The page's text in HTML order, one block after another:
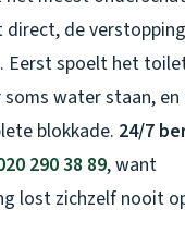
de
Eerst spoelt het
water staan,
blokkade. 24/7
290 38 89, want
lost zichzelf nooit